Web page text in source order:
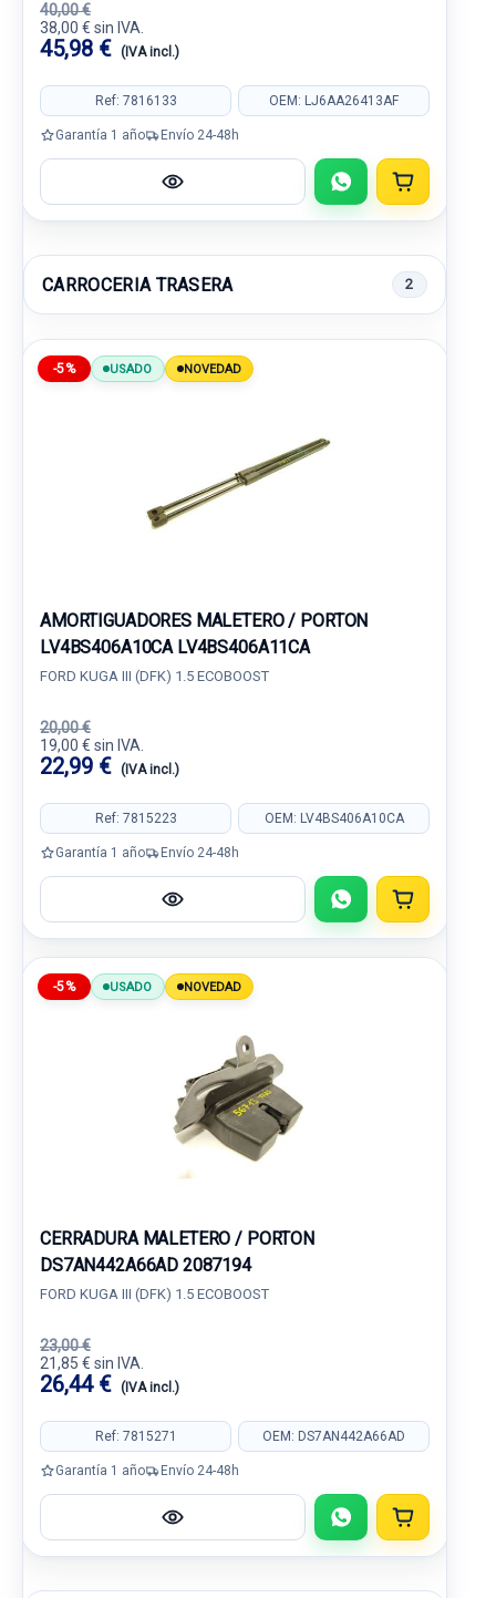
40,00 €
38,00 € sin IVA.
45,98 € (IVA incl.)
Ref: 7816133 OEM: LJ6AA26413AF
Garantía 1 año Envío 24-48h
CARROCERIA TRASERA 2
-5% USADO NOVEDAD
AMORTIGUADORES MALETERO / PORTON
LV4BS406A10CA LV4BS406A11CA
FORD KUGA III (DFK) 1.5 ECOBOOST
20,00 €
19,00 € sin IVA.
22,99 € (IVA incl.)
Ref: 7815223 OEM: LV4BS406A10CA
Garantía 1 año Envío 24-48h
-5% USADO NOVEDAD
CERRADURA MALETERO / PORTON
DS7AN442A66AD 2087194
FORD KUGA III (DFK) 1.5 ECOBOOST
23,00 €
21,85 € sin IVA.
26,44 € (IVA incl.)
Ref: 7815271 OEM: DS7AN442A66AD
Garantía 1 año Envío 24-48h